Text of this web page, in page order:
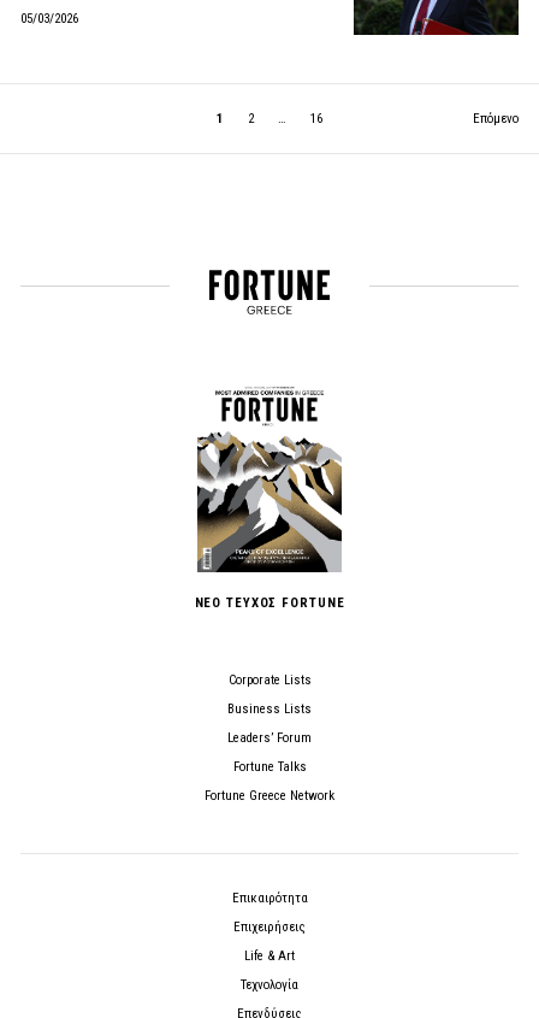
05/03/2026
1 2 … 16 Επόμενο
ΝΕΟ ΤΕΥΧΟΣ FORTUNE
Corporate Lists
Business Lists
Leaders’ Forum
Fortune Talks
Fortune Greece Network
Επικαιρότητα
Επιχειρήσεις
Life & Art
Τεχνολογία
Επενδύσεις